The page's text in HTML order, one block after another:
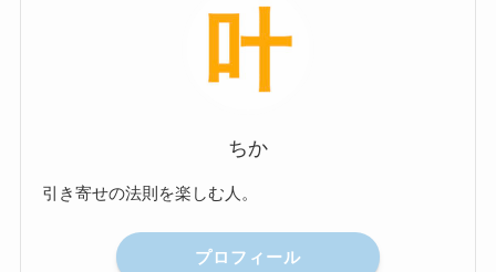
ちか
引き寄せの法則を楽しむ人。
プロフィール